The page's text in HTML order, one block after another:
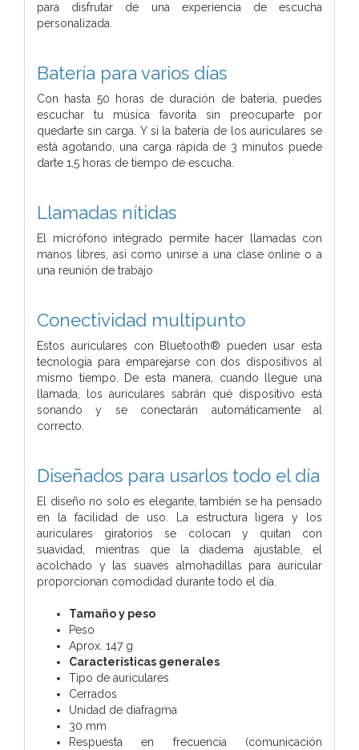
para disfrutar de una experiencia de escucha
personalizada.
Batería para varios días
Con hasta 50 horas de duración de batería, puedes
escuchar tu música favorita sin preocuparte por
quedarte sin carga. Y si la batería de los auriculares se
está agotando, una carga rápida de 3 minutos puede
darte 1,5 horas de tiempo de escucha.
Llamadas nítidas
El micrófono integrado permite hacer llamadas con
manos libres, así como unirse a una clase online o a
una reunión de trabajo
Conectividad multipunto
Estos auriculares con Bluetooth® pueden usar esta
tecnología para emparejarse con dos dispositivos al
mismo tiempo. De esta manera, cuando llegue una
llamada, los auriculares sabrán qué dispositivo está
sonando y se conectarán automáticamente al
correcto.
Diseñados para usarlos todo el día
El diseño no solo es elegante, también se ha pensado
en la facilidad de uso. La estructura ligera y los
auriculares giratorios se colocan y quitan con
suavidad, mientras que la diadema ajustable, el
acolchado y las suaves almohadillas para auricular
proporcionan comodidad durante todo el día.
Tamaño y peso
Peso
Aprox. 147 g
Características generales
Tipo de auriculares
Cerrados
Unidad de diafragma
30 mm
Respuesta en frecuencia (comunicación